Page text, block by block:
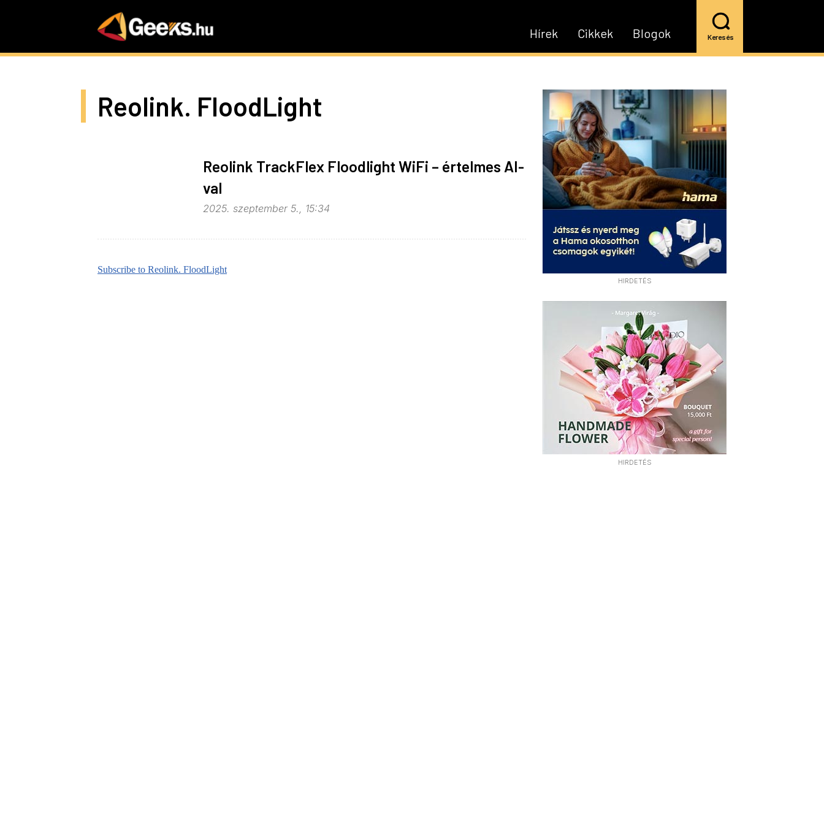
Blogok
Cikkek
Hírek Keresés
HIRDETÉS
HIRDETÉS
Reolink. FloodLight
Reolink TrackFlex Floodlight WiFi – értelmes AI-
val
2025. szeptember 5., 15:34
Subscribe to Reolink. FloodLight